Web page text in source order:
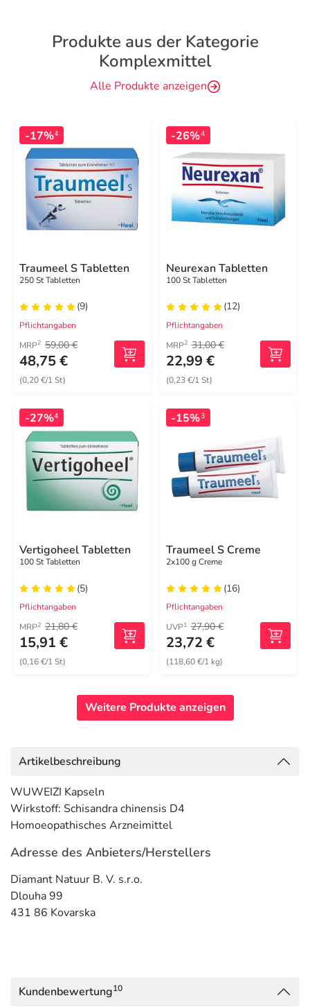
Produkte aus der Kategorie
Komplexmittel
Alle Produkte anzeigen
-17%4
Traumeel S Tabletten
250 St Tabletten
(9)
Pflichtangaben
MRP2 59,00 €
48,75 €
(0,20 €/1 St)
-26%4
Neurexan Tabletten
100 St Tabletten
(12)
Pflichtangaben
MRP2 31,00 €
22,99 €
(0,23 €/1 St)
-27%4
Vertigoheel Tabletten
100 St Tabletten
(5)
Pflichtangaben
MRP2 21,80 €
15,91 €
(0,16 €/1 St)
-15%3
Traumeel S Creme
2x100 g Creme
(16)
Pflichtangaben
UVP1 27,90 €
23,72 €
(118,60 €/1 kg)
Weitere Produkte anzeigen
Artikelbeschreibung
WUWEIZI Kapseln
Wirkstoff: Schisandra chinensis D4
Homoeopathisches Arzneimittel
Adresse des Anbieters/Herstellers
Diamant Natuur B. V. s.r.o.
Dlouha 99
431 86 Kovarska
Kundenbewertung10